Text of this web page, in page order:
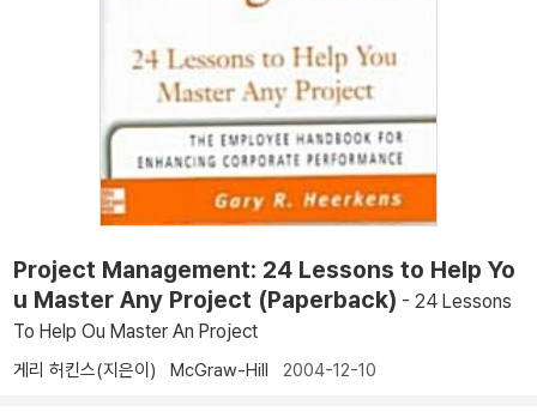
Project Management: 24 Lessons to Help Yo
u Master Any Project (Paperback) - 24 Lessons
To Help Ou Master An Project
게리 허킨스(지은이) McGraw-Hill 2004-12-10